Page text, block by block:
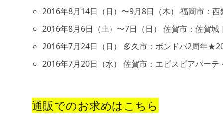
2016年8月14日（日）〜9月8日（木） 福岡市：
2016年8月6日（土）〜7日（日） 佐賀市：佐賀城
2016年7月24日（日） 多久市：ボンドバ2周年
2016年7月20日（水） 佐賀市：エビスビアパーテ
通販でのお求めはこちら